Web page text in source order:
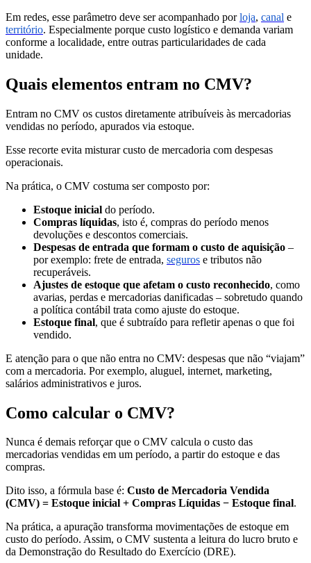
Em redes, esse parâmetro deve ser acompanhado porloja, canal e
território. Especialmente porque custo logístico e demanda variam
conforme a localidade, entre outras particularidades de cada
unidade.
Quais elementos entram no CMV?
Entram no CMV os custos diretamente atribuíveis às mercadorias
vendidas no período, apurados via estoque.
Esse recorte evita misturar custo de mercadoria com despesas
operacionais.
Na prática, o CMV costuma ser composto por:
Estoque inicial do período.
Compras líquidas, isto é, compras do período menos
devoluções e descontos comerciais.
Despesas de entrada que formam o custo de aquisição –
por exemplo: frete de entrada, seguros e tributos não
recuperáveis.
Ajustes de estoque que afetam o custo reconhecido, como
avarias, perdas e mercadorias danificadas – sobretudo quando
a política contábil trata como ajuste do estoque.
Estoque final, que é subtraído para refletir apenas o que foi
vendido.
E atenção para o que não entra no CMV: despesas que não “viajam”
com a mercadoria. Por exemplo, aluguel, internet, marketing,
salários administrativos e juros.
Como calcular o CMV?
Nunca é demais reforçar que o CMV calcula o custo das
mercadorias vendidas em um período, a partir do estoque e das
compras.
Dito isso, a fórmula base é: Custo de Mercadoria Vendida
(CMV) = Estoque inicial + Compras Líquidas − Estoque final.
Na prática, a apuração transforma movimentações de estoque em
custo do período. Assim, o CMV sustenta a leitura do lucro bruto e
da Demonstração do Resultado do Exercício (DRE).